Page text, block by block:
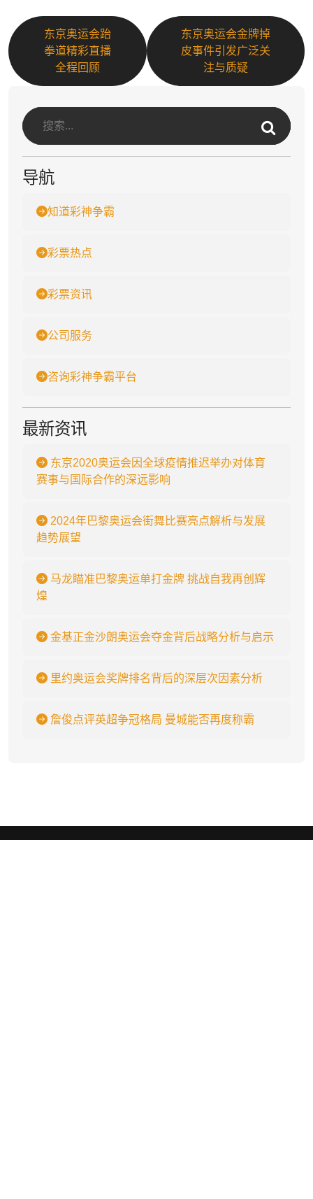
东京奥运会跆
拳道精彩直播
全程回顾
东京奥运会金牌掉
皮事件引发广泛关
注与质疑
导航
知道彩神争霸
彩票热点
彩票资讯
公司服务
咨询彩神争霸平台
最新资讯
东京2020奥运会因全球疫情推迟举办对体育
赛事与国际合作的深远影响
2024年巴黎奥运会街舞比赛亮点解析与发展
趋势展望
马龙瞄准巴黎奥运单打金牌 挑战自我再创辉
煌
金基正金沙朗奥运会夺金背后战略分析与启示
里约奥运会奖牌排名背后的深层次因素分析
詹俊点评英超争冠格局 曼城能否再度称霸